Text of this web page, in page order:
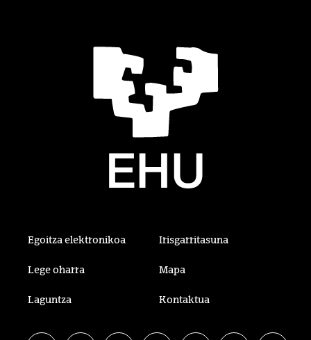
Egoitza elektronikoa Irisgarritasuna
Lege oharra Mapa
Laguntza Kontaktua